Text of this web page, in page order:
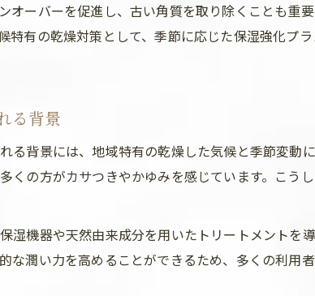
肌質改善に特化した前橋エステの秘密
前橋エリアで見つける乾燥肌向けケア法
エステサロンによる肌質改善のアプロ
肌質に合った施術を選ぶ前橋エステの
フェイシャルエステで乾燥肌を徹底
オーバーを促進し、古い角質を取り除くことも重
特有の乾燥対策として、季節に応じた保湿強化プ
る背景
る背景には、地域特有の乾燥した気候と季節変動
くの方がカサつきやかゆみを感じています。こう
湿機器や天然由来成分を用いたトリートメントを
な潤い力を高めることができるため、多くの利用者